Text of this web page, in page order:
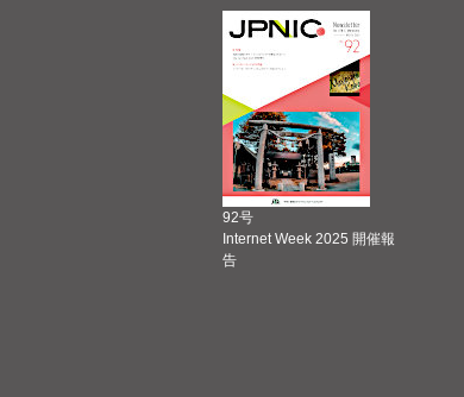
92号
Internet Week 2025 開催報
告